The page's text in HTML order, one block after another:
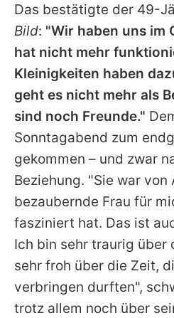
Das bestätigte der 49-
Bild: "Wir haben uns im
hat nicht mehr
Kleinigkeiten haben
geht es nicht mehr als
sind noch Freunde."
Sonntagabend zum
gekommen – und zwar
Beziehung. "Sie war von
bezaubernde Frau für
fasziniert hat. Das ist
Ich bin sehr traurig über
sehr froh über die Zeit,
verbringen durften",
trotz allem noch über